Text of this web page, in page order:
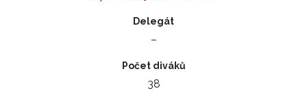
Delegát
–
Počet diváků
38